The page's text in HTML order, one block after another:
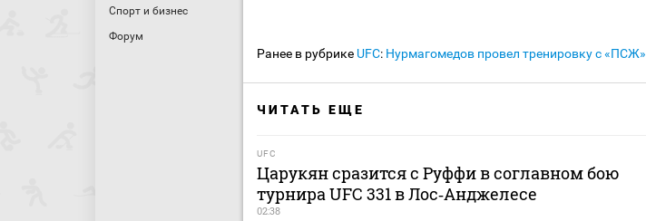
Спорт и бизнес
Форум
Ранее в рубрике UFC: Нурмагомедов провел тренировку с «ПСЖ»
ЧИТАТЬ ЕЩЕ
UFC
Царукян сразится с Руффи в соглавном бою
турнира UFC 331 в Лос‑Анджелесе
02:38